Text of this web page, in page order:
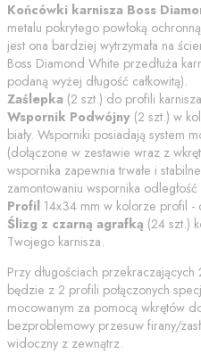
Końcówki karnisza Boss
metalu pokrytego powłoką
jest ona bardziej wytrzymała na
Boss Diamond White przedłuża
podaną wyżej długość całkowitą).
Zaślepka (2 szt.) do profili
Wspornik Podwójny (2 szt.) w
biały. Wsporniki posiadają system
(dołączone w zestawie wraz z
wspornika zapewnia trwałe i
zamontowaniu wspornika
Profil 14x34 mm w kolorze profil -
Ślizg z czarną agrafką (24 szt.)
Twojego karnisza.
Przy długościach
będzie z 2 profili połączonych
mocowanym za pomocą wkrętów
bezproblemowy przesuw firany/
widoczny z zewnątrz.